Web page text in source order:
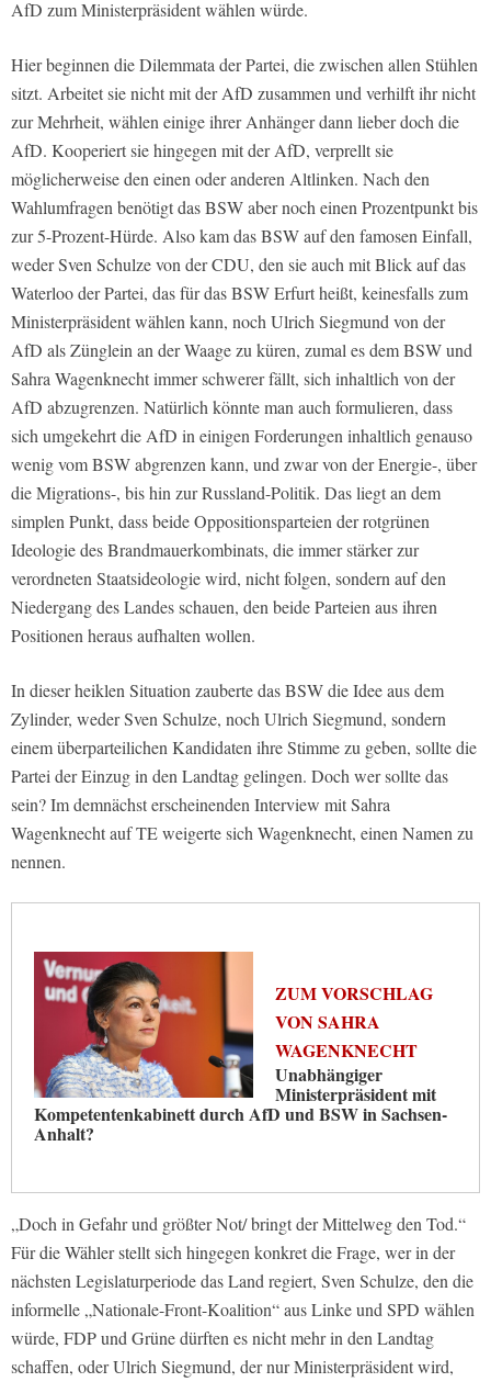
AfD zum Ministerpräsident wählen würde.
Hier beginnen die Dilemmata der Partei, die zwischen allen Stühlen
sitzt. Arbeitet sie nicht mit der AfD zusammen und verhilft ihr nicht
zur Mehrheit, wählen einige ihrer Anhänger dann lieber doch die
AfD. Kooperiert sie hingegen mit der AfD, verprellt sie
möglicherweise den einen oder anderen Altlinken. Nach den
Wahlumfragen benötigt das BSW aber noch einen Prozentpunkt bis
zur 5-Prozent-Hürde. Also kam das BSW auf den famosen Einfall,
weder Sven Schulze von der CDU, den sie auch mit Blick auf das
Waterloo der Partei, das für das BSW Erfurt heißt, keinesfalls zum
Ministerpräsident wählen kann, noch Ulrich Siegmund von der
AfD als Zünglein an der Waage zu küren, zumal es dem BSW und
Sahra Wagenknecht immer schwerer fällt, sich inhaltlich von der
AfD abzugrenzen. Natürlich könnte man auch formulieren, dass
sich umgekehrt die AfD in einigen Forderungen inhaltlich genauso
wenig vom BSW abgrenzen kann, und zwar von der Energie-, über
die Migrations-, bis hin zur Russland-Politik. Das liegt an dem
simplen Punkt, dass beide Oppositionsparteien der rotgrünen
Ideologie des Brandmauerkombinats, die immer stärker zur
verordneten Staatsideologie wird, nicht folgen, sondern auf den
Niedergang des Landes schauen, den beide Parteien aus ihren
Positionen heraus aufhalten wollen.
In dieser heiklen Situation zauberte das BSW die Idee aus dem
Zylinder, weder Sven Schulze, noch Ulrich Siegmund, sondern
einem überparteilichen Kandidaten ihre Stimme zu geben, sollte die
Partei der Einzug in den Landtag gelingen. Doch wer sollte das
sein? Im demnächst erscheinenden Interview mit Sahra
Wagenknecht auf TE weigerte sich Wagenknecht, einen Namen zu
nennen.
ZUM VORSCHLAG
VON SAHRA
WAGENKNECHT
Unabhängiger
Ministerpräsident mit
Kompetentenkabinett durch AfD und BSW in Sachsen-
Anhalt?
„Doch in Gefahr und größter Not/ bringt der Mittelweg den Tod.“
Für die Wähler stellt sich hingegen konkret die Frage, wer in der
nächsten Legislaturperiode das Land regiert, Sven Schulze, den die
informelle „Nationale-Front-Koalition“ aus Linke und SPD wählen
würde, FDP und Grüne dürften es nicht mehr in den Landtag
schaffen, oder Ulrich Siegmund, der nur Ministerpräsident wird,